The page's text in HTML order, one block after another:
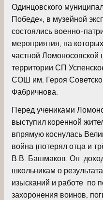
Одинцовского
Победе», в музейной
состоялись военно-
мероприятия, на
частной
территории СП
СОШ им. Героя
Фабричнова.
Перед учениками
выступил коренной
впрямую коснулась
война (потерял отца и
В.В. Башмаков. Он
школьникам о
изысканий и работе по
захоронения воинов,